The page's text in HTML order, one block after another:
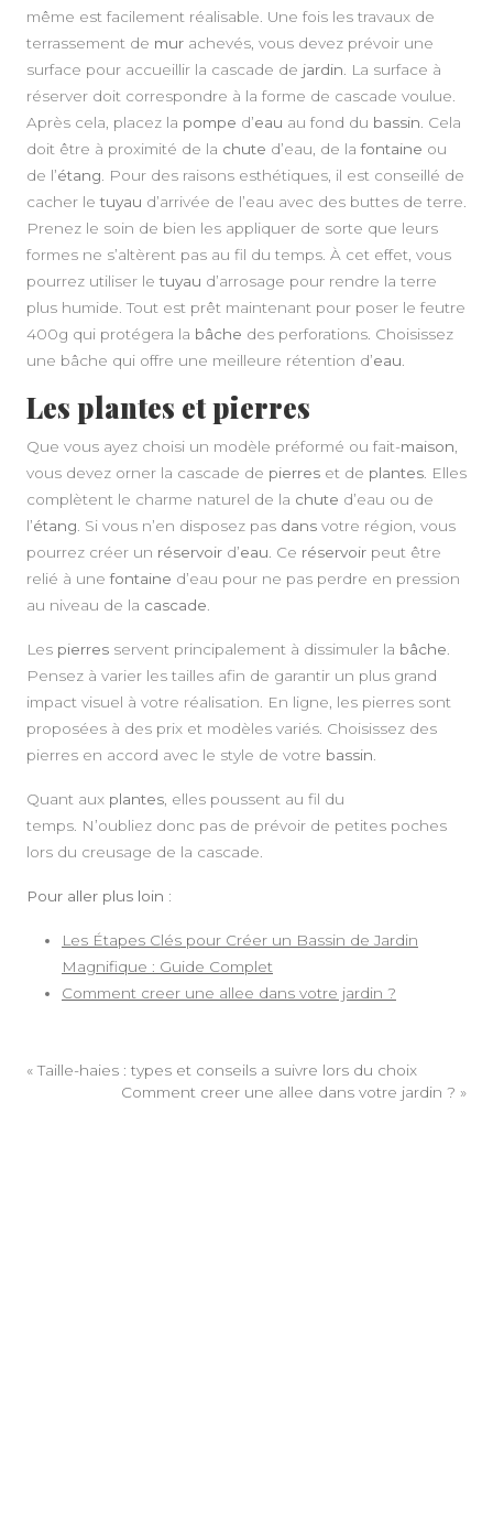
même est facilement réalisable. Une fois les travaux de
terrassement de mur achevés, vous devez prévoir une
surface pour accueillir la cascade de jardin . La surface à
réserver doit correspondre à la forme de cascade voulue.
Après cela, placez la pompe d’eau au fond du bassin . Cela
doit être à proximité de la chute d’eau, de lafontaine ou
de l’étang . Pour des raisons esthétiques, il est conseillé de
cacher letuyau d’arrivée de l’eau avec des buttes de terre.
Prenez le soin de bien les appliquer de sorte que leurs
formes ne s’altèrent pas au fil du temps. À cet effet, vous
pourrez utiliser letuyau d’arrosage pour rendre la terre
plus humide. Tout est prêt maintenant pour poser le feutre
400g qui protégera la bâche des perforations. Choisissez
une bâche qui offre une meilleure rétention d’eau
Les plantes et pierres
Que vous ayez choisi un modèle préformé ou fait-maison
vous devez orner la cascade de pierres et de plantes . Elles
complètent le charme naturel de la chute d’eau ou de
l’étang . Si vous n’en disposez pas dans votre région, vous
pourrez créer un réservoir d’eau . Ce réservoir peut être
relié à unefontaine d’eau pour ne pas perdre en pression
au niveau de la cascade
Les pierres servent principalement à dissimuler la bâche
Pensez à varier les tailles afin de garantir un plus grand
impact visuel à votre réalisation. En ligne, les pierres sont
proposées à des prix et modèles variés. Choisissez des
pierres en accord avec le style de votre bassin
Quant aux plantes , elles poussent au fil du
temps. N’oubliez donc pas de prévoir de petites poches
lors du creusage de la cascade.
Pour aller plus loin :
Les Étapes Clés pour Créer un Bassin de Jardin
Magnifique : Guide Complet
Comment creer une allee dans votre jardin ?
«Taille-haies : types et conseils a suivre lors du choix
Comment creer une allee dans votre jardin ? »